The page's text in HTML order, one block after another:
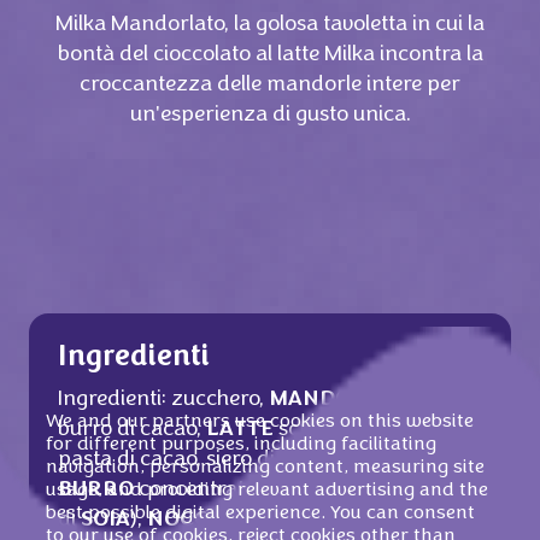
Milka Mandorlato, la golosa tavoletta in cui la
bontà del cioccolato al latte Milka incontra la
croccantezza delle mandorle intere per
un'esperienza di gusto unica.
Ingredienti
Ingredienti: zucchero, MANDORLE
burro di cacao,LATTEscremato in polvere,
pasta di cacao, siero diLATTE in polvere,
BURROconcentrato, emulsionante (lecitine
diSOIA),NOCCIOLEin pezzi (0,4%),
We and our partners use cookies on this website
for different purposes, including facilitating
navigation, personalizing content, measuring site
usage, and providing relevant advertising and the
best possible digital experience. You can consent
to our use of cookies, reject cookies other than